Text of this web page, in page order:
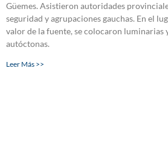
Güemes. Asistieron autoridades
seguridad y agrupaciones gauchas. En el
valor de la fuente, se colocaron luminarias
autóctonas.
Leer Más >>